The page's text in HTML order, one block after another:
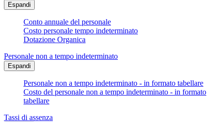
Espandi
Conto annuale del personale
Costo personale tempo indeterminato
Dotazione Organica
Personale non a tempo indeterminato
Espandi
Personale non a tempo indeterminato - in formato tabellare
Costo del personale non a tempo indeterminato - in formato
tabellare
Tassi di assenza